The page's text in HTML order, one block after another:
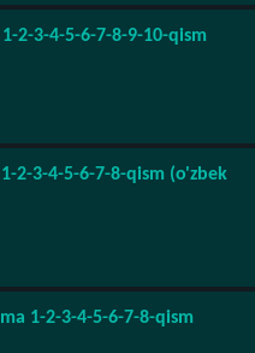
2-3-4-5-6-7-8-9-10-qism
2-3-4-5-6-7-8-qism (o'zbek
1-2-3-4-5-6-7-8-qism